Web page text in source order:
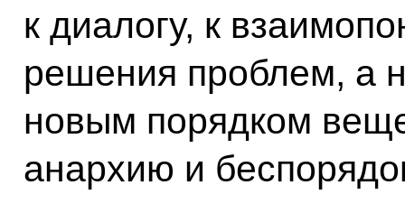
к диалогу, к
решения проблем, а
новым порядком
анархию и